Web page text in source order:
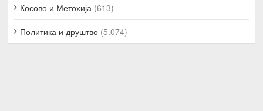
Косово и Метохија (613)
Политика и друштво (5.074)